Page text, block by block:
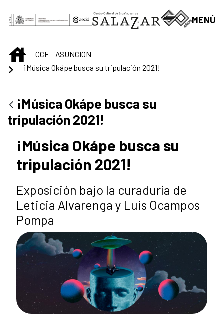
Saltar al contenido principal
MENÚ
INICIOCCE - ASUNCION
¡Música Okápe busca su tripulación 2021!
¡Música Okápe busca su
tripulación 2021!
¡Música Okápe busca su
tripulación 2021!
Exposición bajo la curaduría de
Leticia Alvarenga y Luis Ocampos
Pompa